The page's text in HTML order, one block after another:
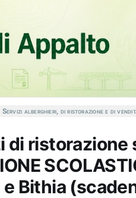
Servizi alberghieri, di ristorazione e di
di ristorazione
e Bithia